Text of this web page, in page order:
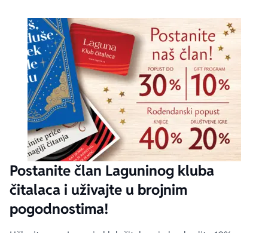
Postanite član Laguninog kluba
čitalaca i uživajte u brojnim
pogodnostima!